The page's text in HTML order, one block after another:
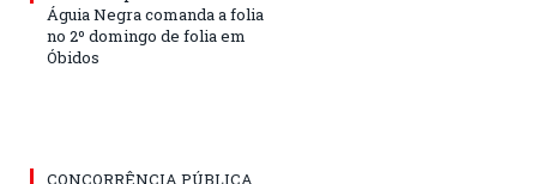
Águia Negra comanda a folia
no 2º domingo de folia em
Óbidos
CONCORRÊNCIA PÚBLICA